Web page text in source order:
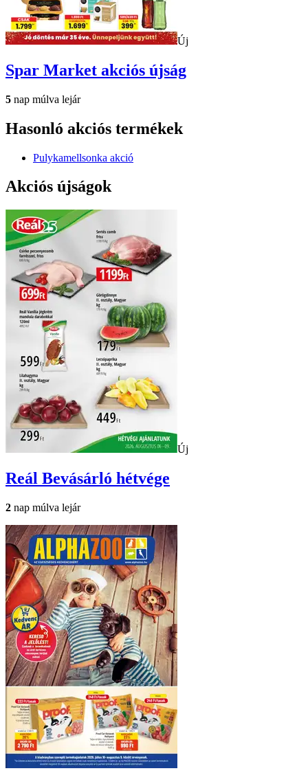
Új
Spar Market akciós újság
5 nap múlva lejár
Hasonló akciós termékek
Pulykamellsonka akció
Akciós újságok
Új
Reál Bevásárló hétvége
2 nap múlva lejár